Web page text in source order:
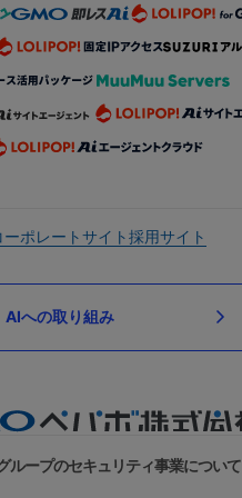
ーポレートサイト採用サイト
AIへの取り組み
ループのセキュリティ事業について